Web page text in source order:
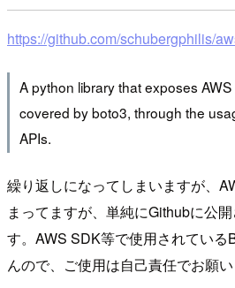
https://github.com/schubergphilis/
A python library that exposes
covered by boto3, through the
APIs.
繰り返しになってしまいますが、
まってますが、単純にGithubに公
す。AWS SDK等で使用されている
んので、ご使用は自己責任でお願い